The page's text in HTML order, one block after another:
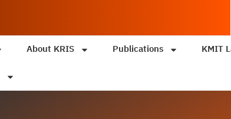
About KRIS Publications
KMIT